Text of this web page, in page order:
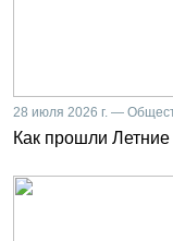
28 июля 2026 г. —
Как прошли